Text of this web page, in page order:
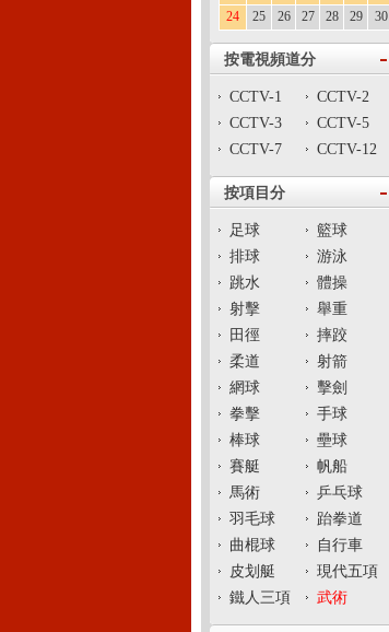
24
25 26 27 28 29 30
按電視頻道分
CCTV-1
CCTV-2
CCTV-3
CCTV-5
CCTV-7
CCTV-12
按項目分
足球
籃球
排球
游泳
跳水
體操
射擊
舉重
田徑
摔跤
柔道
射箭
網球
擊劍
拳擊
手球
棒球
壘球
賽艇
帆船
馬術
乒乓球
羽毛球
跆拳道
曲棍球
自行車
皮划艇
現代五項
鐵人三項
武術